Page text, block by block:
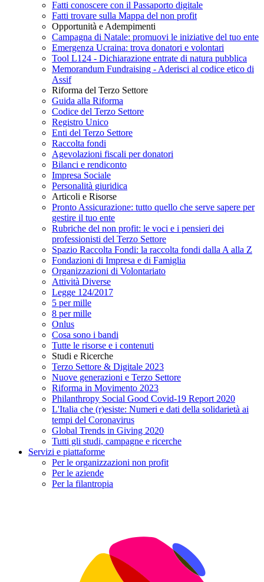
Fatti conoscere con il Passaporto digitale
Fatti trovare sulla Mappa del non profit
Opportunità e Adempimenti
Campagna di Natale: promuovi le iniziative del tuo ente
Emergenza Ucraina: trova donatori e volontari
Tool L124 - Dichiarazione entrate di natura pubblica
Memorandum Fundraising - Aderisci al codice etico di
Assif
Riforma del Terzo Settore
Guida alla Riforma
Codice del Terzo Settore
Registro Unico
Enti del Terzo Settore
Raccolta fondi
Agevolazioni fiscali per donatori
Bilanci e rendiconto
Impresa Sociale
Personalità giuridica
Articoli e Risorse
Pronto Assicurazione: tutto quello che serve sapere per
gestire il tuo ente
Rubriche del non profit: le voci e i pensieri dei
professionisti del Terzo Settore
Spazio Raccolta Fondi: la raccolta fondi dalla A alla Z
Fondazioni di Impresa e di Famiglia
Organizzazioni di Volontariato
Attività Diverse
Legge 124/2017
5 per mille
8 per mille
Onlus
Cosa sono i bandi
Tutte le risorse e i contenuti
Studi e Ricerche
Terzo Settore & Digitale 2023
Nuove generazioni e Terzo Settore
Riforma in Movimento 2023
Philanthropy Social Good Covid-19 Report 2020
L'Italia che (r)esiste: Numeri e dati della solidarietà ai
tempi del Coronavirus
Global Trends in Giving 2020
Tutti gli studi, campagne e ricerche
Servizi e piattaforme
Per le organizzazioni non profit
Per le aziende
Per la filantropia